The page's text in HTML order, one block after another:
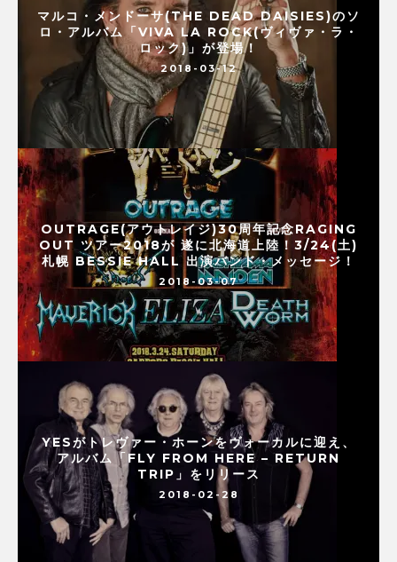
マルコ・メンドーサ(THE DEAD DAISIES)のソ
ロ・アルバム「VIVA LA ROCK(ヴィヴァ・ラ・
ロック)」が登場！
2018-03-12
OUTRAGE(アウトレイジ)30周年記念RAGING
OUT ツアー2018が 遂に北海道上陸！3/24(土)
札幌 BESSIE HALL 出演バンド・メッセージ！
2018-03-07
YESがトレヴァー・ホーンをヴォーカルに迎え、
アルバム「FLY FROM HERE – RETURN
TRIP」をリリース
2018-02-28